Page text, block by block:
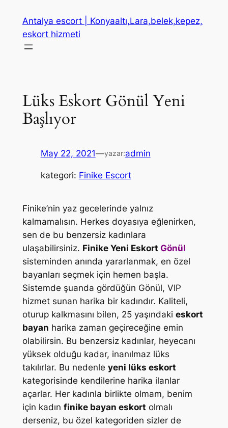
Antalya escort | Konyaaltı,Lara,belek,kepez,
eskort hizmeti
Lüks Eskort Gönül Yeni
Başlıyor
May 22, 2021—yazar:admin
kategori: Finike Escort
Finike’nin yaz gecelerinde yalnız
kalmamalısın. Herkes doyasıya eğlenirken,
sen de bu benzersiz kadınlara
ulaşabilirsiniz. Finike Yeni Eskort Gönül
sisteminden anında yararlanmak, en özel
bayanları seçmek için hemen başla.
Sistemde şuanda gördüğün Gönül, VIP
hizmet sunan harika bir kadındır. Kaliteli,
oturup kalkmasını bilen, 25 yaşındaki eskort
bayan harika zaman geçireceğine emin
olabilirsin. Bu benzersiz kadınlar, heyecanı
yüksek olduğu kadar, inanılmaz lüks
takılırlar. Bu nedenle yeni lüks eskort
kategorisinde kendilerine harika ilanlar
açarlar. Her kadınla birlikte olmam, benim
için kadın finike bayan eskort olmalı
derseniz, bu özel kategoriden sizler de